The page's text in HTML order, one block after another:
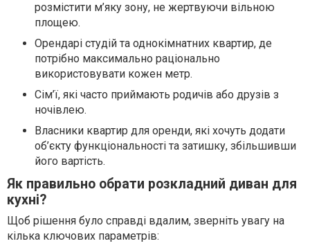
розмістити м’яку зону, не жертвуючи вільною
площею.
Орендарі студій та однокімнатних квартир, де
потрібно максимально раціонально
використовувати кожен метр.
Сім’ї, які часто приймають родичів або друзів з
ночівлею.
Власники квартир для оренди, які хочуть додати
об’єкту функціональності та затишку, збільшивши
його вартість.
Як правильно обрати розкладний диван для
кухні?
Щоб рішення було справді вдалим, зверніть увагу на
кілька ключових параметрів: